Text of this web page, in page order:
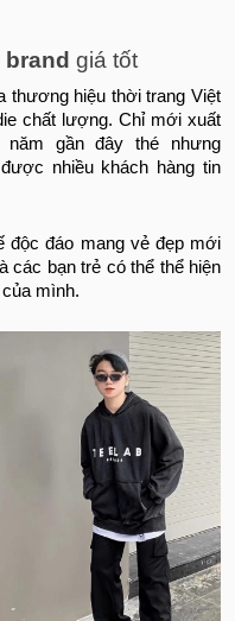
giá tốt
thương hiệu thời trang Việt
chất lượng. Chỉ mới xuất
năm gần đây thé nhưng
nhiều khách hàng tin
độc đáo mang vẻ đẹp mới
các bạn trẻ có thể thể hiện
mình.